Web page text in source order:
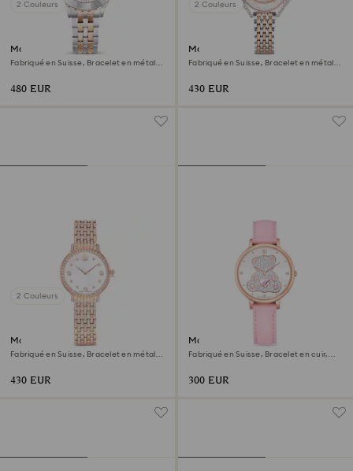
2 Couleurs
Montre Octea chrono
Fabriqué en Suisse, Bracelet en métal,
480 EUR
2 Couleurs
Montre Crystalline aura
Fabriqué en Suisse, Bracelet en métal,
430 EUR
2 Couleurs
Montre Imber
Fabriqué en Suisse, Bracelet en métal,
430 EUR
Montre Teddy
Fabriqué en Suisse, Bracelet en cuir,
300 EUR